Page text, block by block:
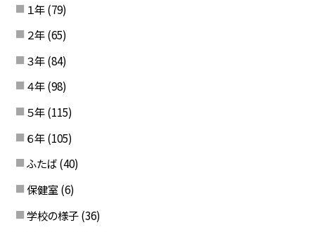
１年 (79)
２年 (65)
３年 (84)
４年 (98)
５年 (115)
６年 (105)
ふたば (40)
保健室 (6)
学校の様子 (36)